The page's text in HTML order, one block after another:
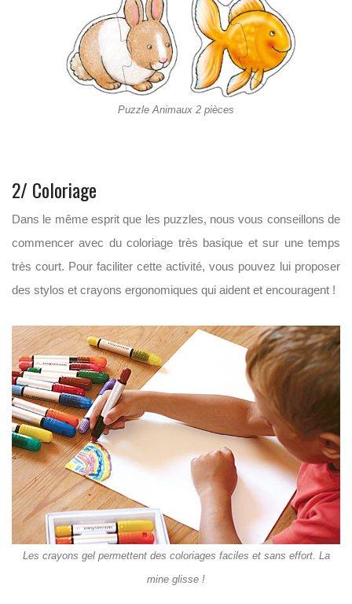
Puzzle Animaux 2 pièces
2/ Coloriage
Dans le même esprit que les puzzles, nous vous conseillons de
commencer avec du coloriage très basique et sur une temps
très court. Pour faciliter cette activité, vous pouvez lui proposer
des stylos et crayons ergonomiques qui aident et encouragent !
Les crayons gel permettent des coloriages faciles et sans effort. La
mine glisse !